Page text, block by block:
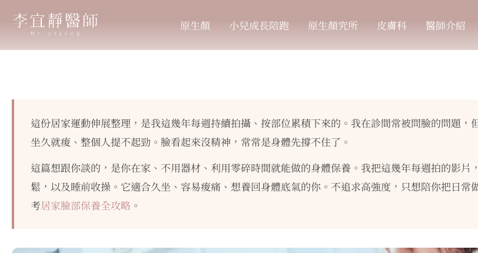
原生顏 小兒成長陪跑 原生顏究所 皮膚科 醫師介紹
這份居家運動伸展整理，是我這幾年每週持續拍攝、按部位累積下來的。我在診間常被問臉的問題
坐久就痠、整個人提不起勁。臉看起來沒精神，常常是身體先撐不住了。
這篇想跟你談的，是你在家、不用器材、利用零碎時間就能做的身體保養。我把這幾年每週拍的影
鬆，以及睡前收操。它適合久坐、容易痠痛、想養回身體底氣的你。不追求高強度，只想陪你把日
考居家臉部保養全攻略 。